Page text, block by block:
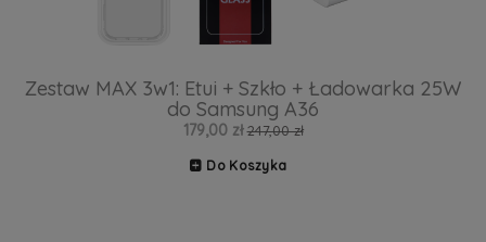
Zestaw MAX 3w1: Etui + Szkło + Ładowarka 25W
do Samsung A36
179,00 zł 247,00 zł
Do Koszyka